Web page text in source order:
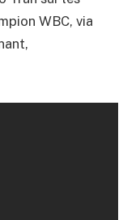
WBC, via